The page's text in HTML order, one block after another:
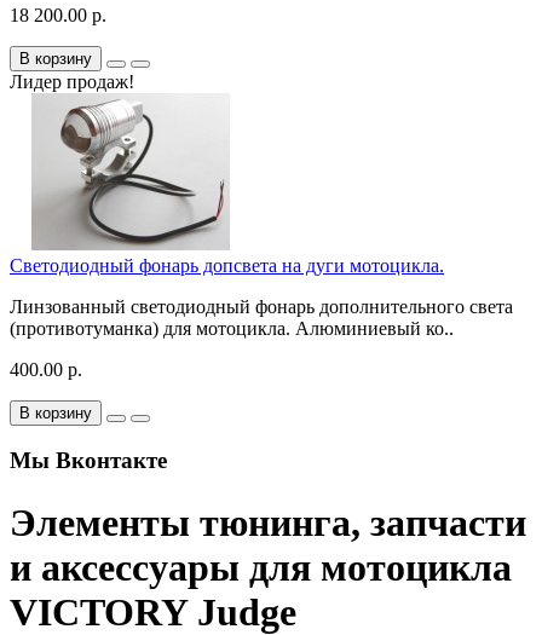
18 200.00 р.
В корзину
Лидер продаж!
Светодиодный фонарь допсвета на дуги мотоцикла.
Линзованный светодиодный фонарь дополнительного света
(противотуманка) для мотоцикла. Алюминиевый ко..
400.00 р.
В корзину
Мы Вконтакте
Элементы тюнинга, запчасти
и аксессуары для мотоцикла
VICTORY Judge